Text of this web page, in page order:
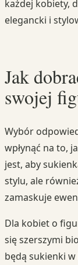
każdej kobiety,
elegancki i
Jak
swojej
Wybór
wpłynąć na to,
jest, aby
stylu, ale
zamaskuje
Dla kobiet o
się szerszymi
będą sukienki